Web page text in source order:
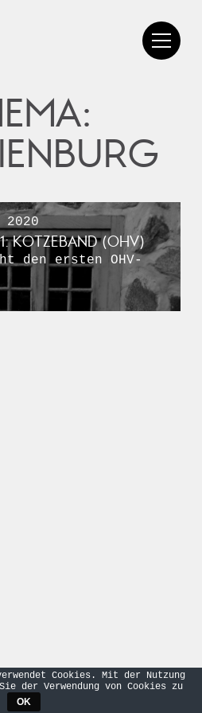
KOTZEBAND (OHV)
den ersten OHV-
Cookies. Mit der Nutzung
der Verwendung von Cookies zu
OK